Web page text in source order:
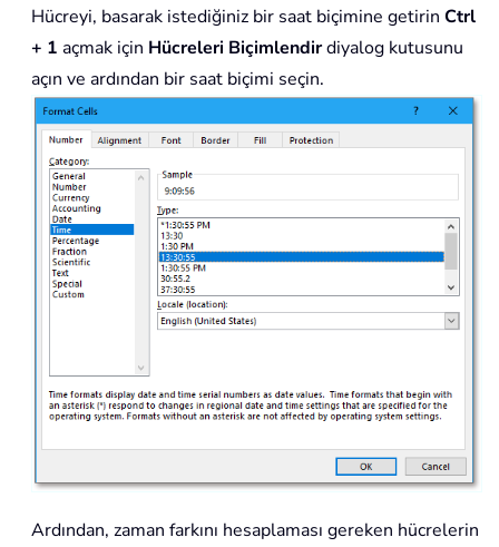
Hücreyi, basarak istediğiniz bir saat biçimine getirin Ctrl
+ 1 açmak için Hücreleri Biçimlendirdiyalog kutusunu
açın ve ardından bir saat biçimi seçin.
Ardından, zaman farkını hesaplaması gereken hücrelerin